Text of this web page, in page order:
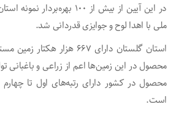
در این آیین از بیش از ۱۰۰
ملی با اهدا لوح و جوایزی قدردانی شد.
محصول در کشور دارای رتبه‌های اول تا
است.